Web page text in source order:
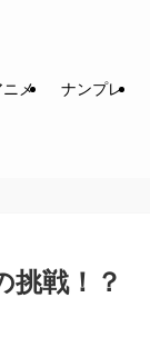
ニメ ナンプレ
挑戦！？